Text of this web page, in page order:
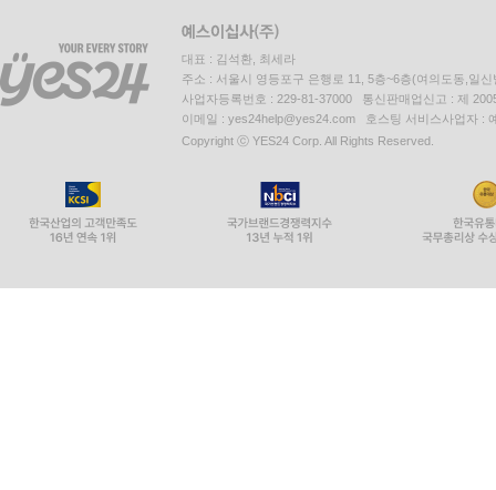
대표 : 김석환, 최세라
주소 : 서울시 영등포구 은행로 11, 5층~6층(여의도동,일신
사업자등록번호 : 229-81-37000 통신판매업신고 : 제
이메일 : yes24help@yes24.com 호스팅 서비스사업자 :
Copyright ⓒ YES24 Corp. All Rights Reserved.